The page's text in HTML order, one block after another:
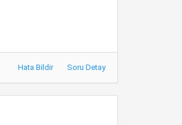
Hata Bildir Soru Detay